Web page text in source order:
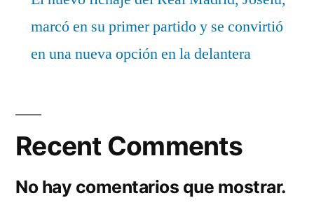
marcó en su primer partido y se convirtió
en una nueva opción en la delantera
Recent Comments
No hay comentarios que mostrar.